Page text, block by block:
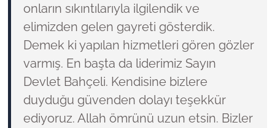
onların sıkıntılarıyla ilgilendik ve
elimizden gelen gayreti gösterdik.
Demek ki yapılan hizmetleri gören gözler
varmış. En başta da liderimiz Sayın
Devlet Bahçeli. Kendisine bizlere
duyduğu güvenden dolayı teşekkür
ediyoruz. Allah ömrünü uzun etsin. Bizler